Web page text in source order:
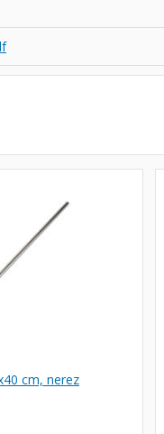
cm, nerez